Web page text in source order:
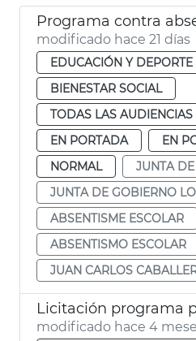
modificado hace 21 días
EDUCACIÓN Y DEPORTE
BIENESTAR SOCIAL
TODAS LAS AUDIENCIAS
EN PORTADA
EN
NORMAL
JUNTA
JUNTA DE GOBIERNO
ABSENTISME ESCOLAR
ABSENTISMO ESCOLAR
JUAN CARLOS
modificado hace 4